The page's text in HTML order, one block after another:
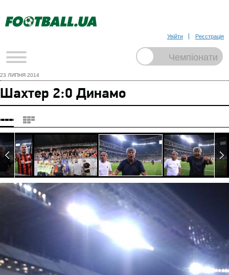
Увійти Реєстрація
23 ЛИПНЯ 2014
Шахтер 2:0 Динамо